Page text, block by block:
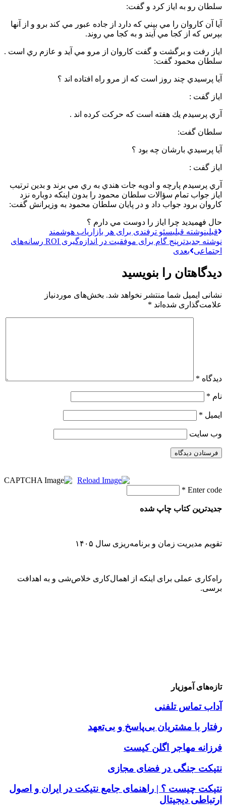
سلطان رو به اياز كرد و گفت:
آيا آن كاروان را مي بيني كه دارد از جاده عبور مي كند برو و از آنها
بپرس كه از كجا مي آيند و به كجا مي روند.
اياز رفت و برگشت و گفت كاروان از مرو مي آيد و عازم ري است .
سلطان محمود گفت:
آيا پرسيدي چند روز است كه از مرو راه افتاده اند ؟
اياز گفت :
آري پرسيدم يك هفته است كه حركت كرده اند .
سلطان گفت:
آيا پرسيدي بارشان چه بود ؟
اياز گفت :
آري پرسيدم پارچه و ادويه جات هندي به ري مي برند و بدين ترتيب
اياز جواب تمام سؤالات سلطان محمود را بدون اينكه دوباره نزد
كاروان برود جواب داد و در پايان سلطان محمود به وزيرانش گفت:
حال فهميديد چرا اياز را دوست مي دارم ؟
قبلینوشته قبلیسئو ترفندی برای هر بازاریاب هوشمند
نوشته جدیدتر
پنج گام برای موفقیت در اندازه‌گیری ROI رسانه‌های
اجتماعی بعدی
دیدگاهتان را بنویسید
نشانی ایمیل شما منتشر نخواهد شد. بخش‌های موردنیاز
علامت‌گذاری شده‌اند *
دیدگاه *
نام *
ایمیل *
وب‌ سایت
Enter code
*
جدیدترین کتاب چاپ شده
تقویم مدیریت زمان و برنامه‌ریزی سال ۱۴۰۵
راه‌کاری عملی برای اینکه از اهمال‌کاری خلاص‌شی و به اهدافت
برسی.
تازه‌های آموزیار
آداب تماس تلفنی
رفتار با مشتریان بی‌پاسخ و بی‌تعهد
فرزانه مهاجر اگلن کیست
نتیکت جنگی در فضای مجازی
نتیکت چیست ؟ | راهنمای جامع نتیکت در ایران و اصول
ارتباطی دیجیتال